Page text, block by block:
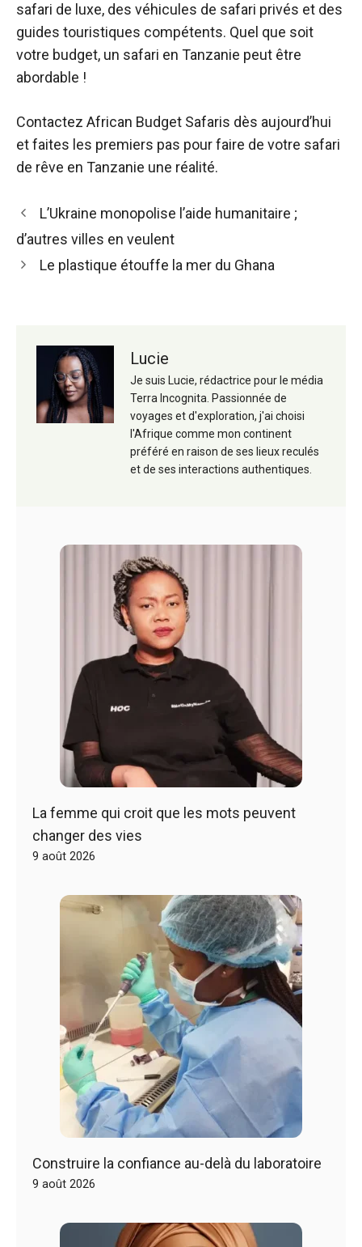
safari de luxe, des véhicules de safari privés et des
guides touristiques compétents. Quel que soit
votre budget, un safari en Tanzanie peut être
abordable !
Contactez African Budget Safaris dès aujourd’hui
et faites les premiers pas pour faire de votre safari
de rêve en Tanzanie une réalité.
Navigation
des
L’Ukraine monopolise l’aide humanitaire ;
d’autres villes en veulent
Le plastique étouffe la mer du Ghana
Lucie
Je suis Lucie, rédactrice pour le média
Terra Incognita. Passionnée de
voyages et d'exploration, j'ai choisi
l'Afrique comme mon continent
préféré en raison de ses lieux reculés
et de ses interactions authentiques.
La femme qui croit que les mots peuvent
changer des vies
9 août 2026
Construire la confiance au-delà du laboratoire
9 août 2026